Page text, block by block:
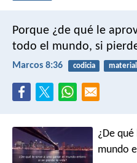
Porque ¿de qué le
todo el mundo, si
Marcos 8:36 codicia
¿De
mundo